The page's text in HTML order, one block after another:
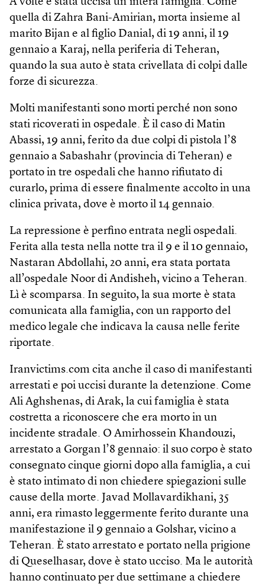
quella di Zahra Bani-Amirian, morta insieme al
marito Bijan e al figlio Danial, di 19 anni, il 19
gennaio a Karaj, nella periferia di Teheran,
quando la sua auto è stata crivellata di colpi dalle
forze di sicurezza.
Molti manifestanti sono morti perché non sono
stati ricoverati in ospedale. È il caso di Matin
Abassi, 19 anni, ferito da due colpi di pistola l’8
gennaio a Sabashahr (provincia di Teheran) e
portato in tre ospedali che hanno rifiutato di
curarlo, prima di essere finalmente accolto in una
clinica privata, dove è morto il 14 gennaio.
La repressione è perfino entrata negli ospedali.
Ferita alla testa nella notte tra il 9 e il 10 gennaio,
Nastaran Abdollahi, 20 anni, era stata portata
all’ospedale Noor di Andisheh, vicino a Teheran.
Lì è scomparsa. In seguito, la sua morte è stata
comunicata alla famiglia, con un rapporto del
medico legale che indicava la causa nelle ferite
riportate.
Iranvictims.com cita anche il caso di manifestanti
arrestati e poi uccisi durante la detenzione. Come
Ali Aghshenas, di Arak, la cui famiglia è stata
costretta a riconoscere che era morto in un
incidente stradale. O Amirhossein Khandouzi,
arrestato a Gorgan l’8 gennaio: il suo corpo è stato
consegnato cinque giorni dopo alla famiglia, a cui
è stato intimato di non chiedere spiegazioni sulle
cause della morte. Javad Mollavardikhani, 35
anni, era rimasto leggermente ferito durante una
manifestazione il 9 gennaio a Golshar, vicino a
Teheran. È stato arrestato e portato nella prigione
di Queselhasar, dove è stato ucciso. Ma le autorità
hanno continuato per due settimane a chiedere